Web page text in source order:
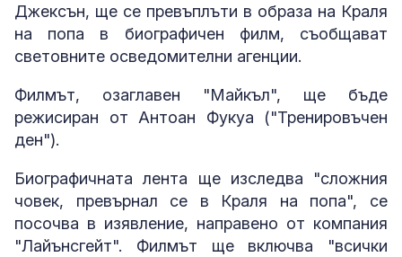
Джексън, ще се превъплъти в образа на Краля
на попа в биографичен филм, съобщават
световните осведомителни агенции.
Филмът, озаглавен "Майкъл", ще бъде
режисиран от Антоан Фукуа ("Тренировъчен
ден").
Биографичната лента ще изследва "сложния
човек, превърнал се в Краля на попа", се
посочва в изявление, направено от компания
"Лайънсгейт". Филмът ще включва "всички